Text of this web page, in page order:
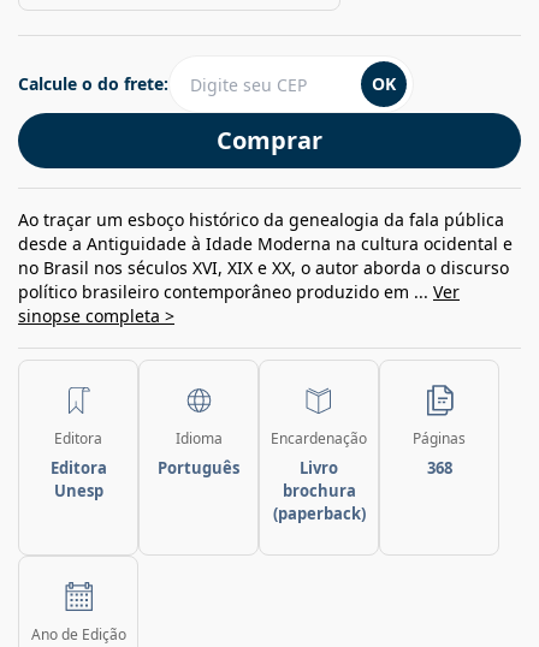
Comprar
Calcule o do frete: OK
Ao traçar um esboço histórico da genealogia da fala pública
desde a Antiguidade à Idade Moderna na cultura ocidental e
no Brasil nos séculos XVI, XIX e XX, o autor aborda o discurso
político brasileiro contemporâneo produzido em ... Ver
sinopse completa >
Editora
Editora
Unesp
Idioma
Português
Encardenação
Livro
brochura
(paperback)
Páginas
368
Ano de Edição